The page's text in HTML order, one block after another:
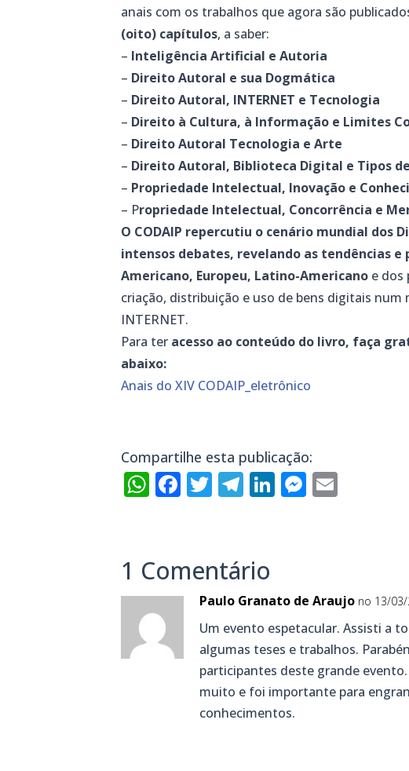
anais com os trabalhos que agora são
(oito) capítulos, a saber:
– Inteligência Artificial e Autoria
– Direito Autoral e sua Dogmática
– Direito Autoral, INTERNET e Tecnologia
– Direito à Cultura, à Informação e Limites
– Direito Autoral Tecnologia e Arte
– Direito Autoral, Biblioteca Digital e Tipos
– Propriedade Intelectual, Inovação e
– Propriedade Intelectual, Concorrência e
O CODAIP repercutiu o cenário mundial dos
intensos debates, revelando as tendências
Americano, Europeu, Latino-Americano e dos
criação, distribuição e uso de bens digitais
INTERNET.
Para ter acesso ao conteúdo do livro, faça
abaixo:
Anais do XIV CODAIP_eletrônico
Compartilhe esta publicação:
WhatsApp
Facebook
Twitter
Telegram
LinkedIn
1 Comentário
Paulo Granato de Araujo no 13/
Um evento espetacular. Assisti a
algumas teses e trabalhos.
participantes deste grande
muito e foi importante para
conhecimentos.